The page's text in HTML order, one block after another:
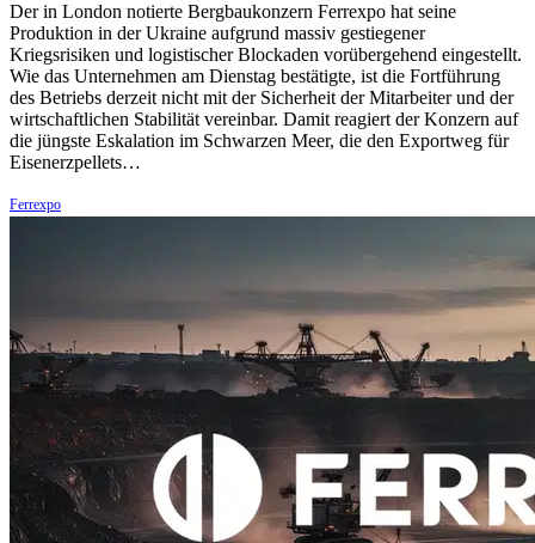
Der in London notierte Bergbaukonzern Ferrexpo hat seine
Produktion in der Ukraine aufgrund massiv gestiegener
Kriegsrisiken und logistischer Blockaden vorübergehend eingestellt.
Wie das Unternehmen am Dienstag bestätigte, ist die Fortführung
des Betriebs derzeit nicht mit der Sicherheit der Mitarbeiter und der
wirtschaftlichen Stabilität vereinbar. Damit reagiert der Konzern auf
die jüngste Eskalation im Schwarzen Meer, die den Exportweg für
Eisenerzpellets…
Ferrexpo